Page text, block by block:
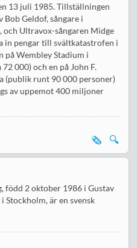
13 juli 1985. Tillställningen
Bob Geldof, sångare i
och Ultravox-sångaren Midge
in pengar till svältkatastrofen i
på Wembley Stadium i
000) och en på John F.
(publik runt 90 000 personer)
av uppemot 400 miljoner
🔍
🗞️
född 2 oktober 1986 i Gustav
Stockholm, är en svensk